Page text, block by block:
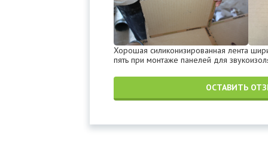
Хорошая силиконизированная лента
пять при монтаже панелей для
ОСТАВИТЬ